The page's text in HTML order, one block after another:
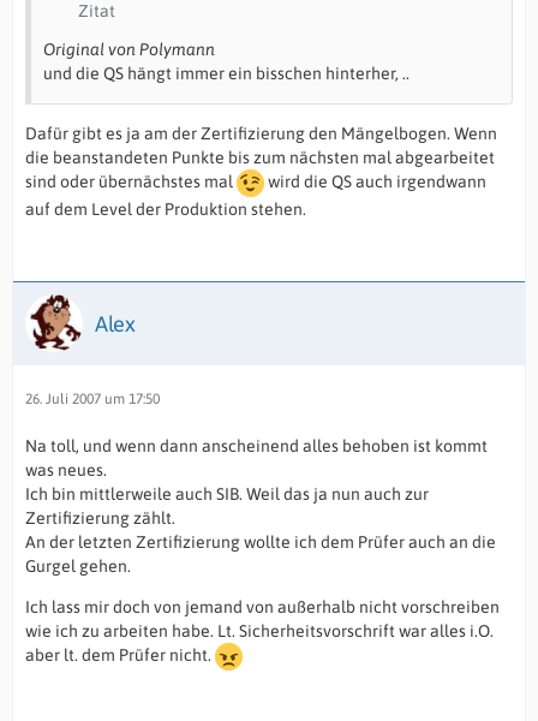
Zitat
Original von Polymann
und die QS hängt immer ein bisschen hinterher, ..
Dafür gibt es ja am der Zertifizierung den Mängelbogen. Wenn
die beanstandeten Punkte bis zum nächsten mal abgearbeitet
sind oder übernächstes mal
wird die QS auch irgendwann
auf dem Level der Produktion stehen.
Alex
26. Juli 2007 um 17:50
Na toll, und wenn dann anscheinend alles behoben ist kommt
was neues.
Ich bin mittlerweile auch SIB. Weil das ja nun auch zur
Zertifizierung zählt.
An der letzten Zertifizierung wollte ich dem Prüfer auch an die
Gurgel gehen.
Ich lass mir doch von jemand von außerhalb nicht vorschreiben
wie ich zu arbeiten habe. Lt. Sicherheitsvorschrift war alles i.O.
aber lt. dem Prüfer nicht.